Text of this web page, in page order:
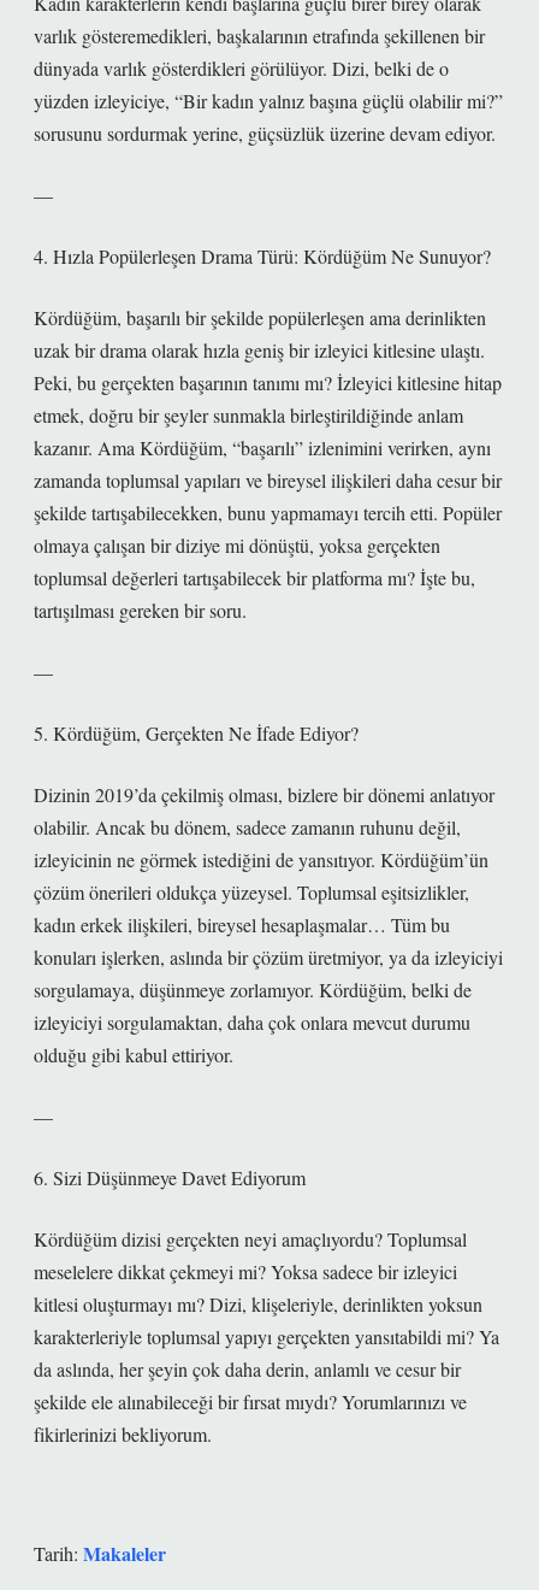
varlık gösteremedikleri, başkalarının etrafında şekillenen bir
dünyada varlık gösterdikleri görülüyor. Dizi, belki de o
yüzden izleyiciye, “Bir kadın yalnız başına güçlü olabilir mi?”
sorusunu sordurmak yerine, güçsüzlük üzerine devam ediyor.
—
4. Hızla Popülerleşen Drama Türü: Kördüğüm Ne Sunuyor?
Kördüğüm, başarılı bir şekilde popülerleşen ama derinlikten
uzak bir drama olarak hızla geniş bir izleyici kitlesine ulaştı.
Peki, bu gerçekten başarının tanımı mı? İzleyici kitlesine hitap
etmek, doğru bir şeyler sunmakla birleştirildiğinde anlam
kazanır. Ama Kördüğüm, “başarılı” izlenimini verirken, aynı
zamanda toplumsal yapıları ve bireysel ilişkileri daha cesur bir
şekilde tartışabilecekken, bunu yapmamayı tercih etti. Popüler
olmaya çalışan bir diziye mi dönüştü, yoksa gerçekten
toplumsal değerleri tartışabilecek bir platforma mı? İşte bu,
tartışılması gereken bir soru.
—
5. Kördüğüm, Gerçekten Ne İfade Ediyor?
Dizinin 2019’da çekilmiş olması, bizlere bir dönemi anlatıyor
olabilir. Ancak bu dönem, sadece zamanın ruhunu değil,
izleyicinin ne görmek istediğini de yansıtıyor. Kördüğüm’ün
çözüm önerileri oldukça yüzeysel. Toplumsal eşitsizlikler,
kadın erkek ilişkileri, bireysel hesaplaşmalar… Tüm bu
konuları işlerken, aslında bir çözüm üretmiyor, ya da izleyiciyi
sorgulamaya, düşünmeye zorlamıyor. Kördüğüm, belki de
izleyiciyi sorgulamaktan, daha çok onlara mevcut durumu
olduğu gibi kabul ettiriyor.
—
6. Sizi Düşünmeye Davet Ediyorum
Kördüğüm dizisi gerçekten neyi amaçlıyordu? Toplumsal
meselelere dikkat çekmeyi mi? Yoksa sadece bir izleyici
kitlesi oluşturmayı mı? Dizi, klişeleriyle, derinlikten yoksun
karakterleriyle toplumsal yapıyı gerçekten yansıtabildi mi? Ya
da aslında, her şeyin çok daha derin, anlamlı ve cesur bir
şekilde ele alınabileceği bir fırsat mıydı? Yorumlarınızı ve
fikirlerinizi bekliyorum.
Tarih: Makaleler